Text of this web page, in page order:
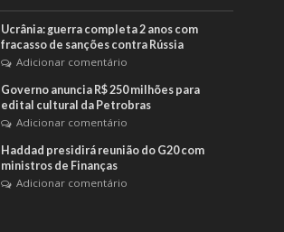
Ucrânia: guerra completa 2 anos com
fracasso de sanções contra Rússia
Adicionar comentário
Governo anuncia R$ 250 milhões para
edital cultural da Petrobras
Adicionar comentário
Haddad presidirá reunião do G20 com
ministros de Finanças
Adicionar comentário